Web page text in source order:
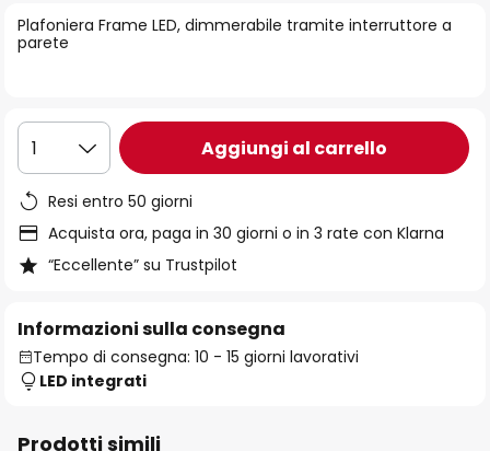
immagini
Plafoniera Frame LED, dimmerabile tramite interruttore a
parete
1 Aggiungi al carrello
Resi entro 50 giorni
Acquista ora, paga in 30 giorni o in 3 rate con Klarna
“Eccellente” su Trustpilot
Informazioni sulla consegna
Tempo di consegna: 10 - 15 giorni lavorativi
LED integrati
Prodotti simili